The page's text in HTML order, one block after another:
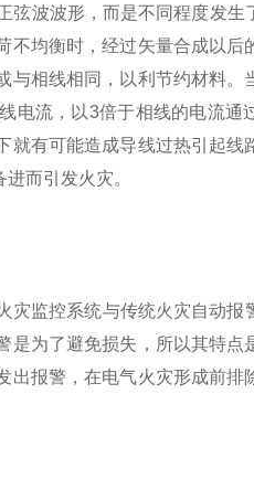
波波形，而是不同程度发生
均衡时，经过矢量合成以后
相线相同，以利节约材料。
电流，以3倍于相线的电流通
有可能造成导线过热引起线
而引发火灾。
监控系统与传统火灾自动报
为了避免损失，所以其特点
报警，在电气火灾形成前排